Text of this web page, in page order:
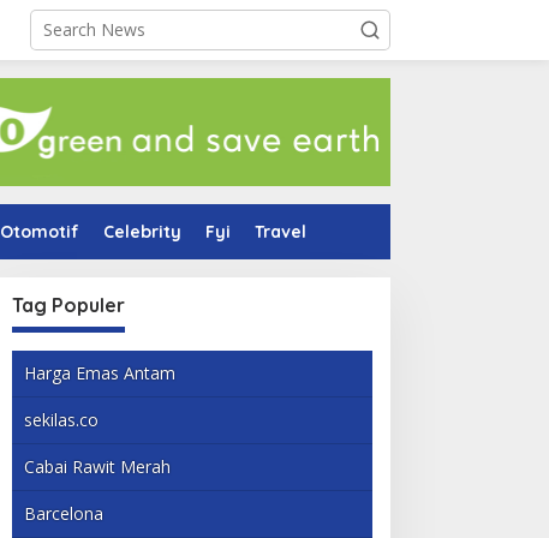
Otomotif Celebrity Fyi Travel
Tag Populer
Harga Emas Antam
sekilas.co
Cabai Rawit Merah
Barcelona